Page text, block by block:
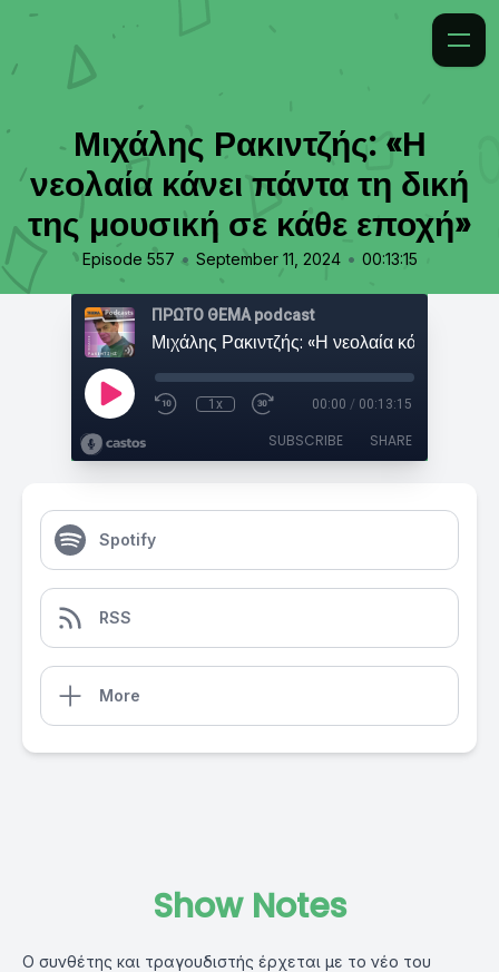
Μιχάλης Ρακιντζής: «Η
νεολαία κάνει πάντα τη δική
της μουσική σε κάθε εποχή»
Episode 557 • September 11, 2024 • 00:13:15
ΠΡΩΤΟ ΘΕΜΑ podcast
1x 00:00 / 00:13:15
SUBSCRIBE SHARE
Spotify
RSS
More
Show Notes
Ο συνθέτης και τραγουδιστής έρχεται με το νέο του